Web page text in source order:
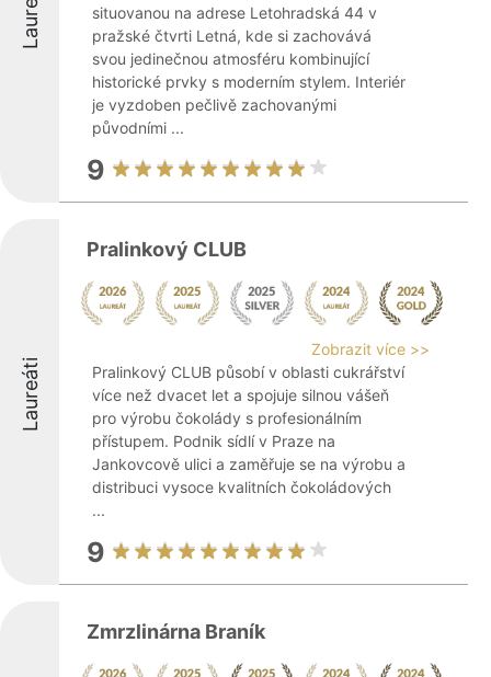
situovanou na adrese Letohradská 44 v
pražské čtvrti Letná, kde si zachovává
svou jedinečnou atmosféru kombinující
historické prvky s moderním stylem. Interiér
je vyzdoben pečlivě zachovanými
původními ...
9
Laureáti
Pralinkový CLUB
Zobrazit více >>
Pralinkový CLUB působí v oblasti cukrářství
více než dvacet let a spojuje silnou vášeň
pro výrobu čokolády s profesionálním
přístupem. Podnik sídlí v Praze na
Jankovcově ulici a zaměřuje se na výrobu a
distribuci vysoce kvalitních čokoládových
...
9
Zmrzlinárna Braník